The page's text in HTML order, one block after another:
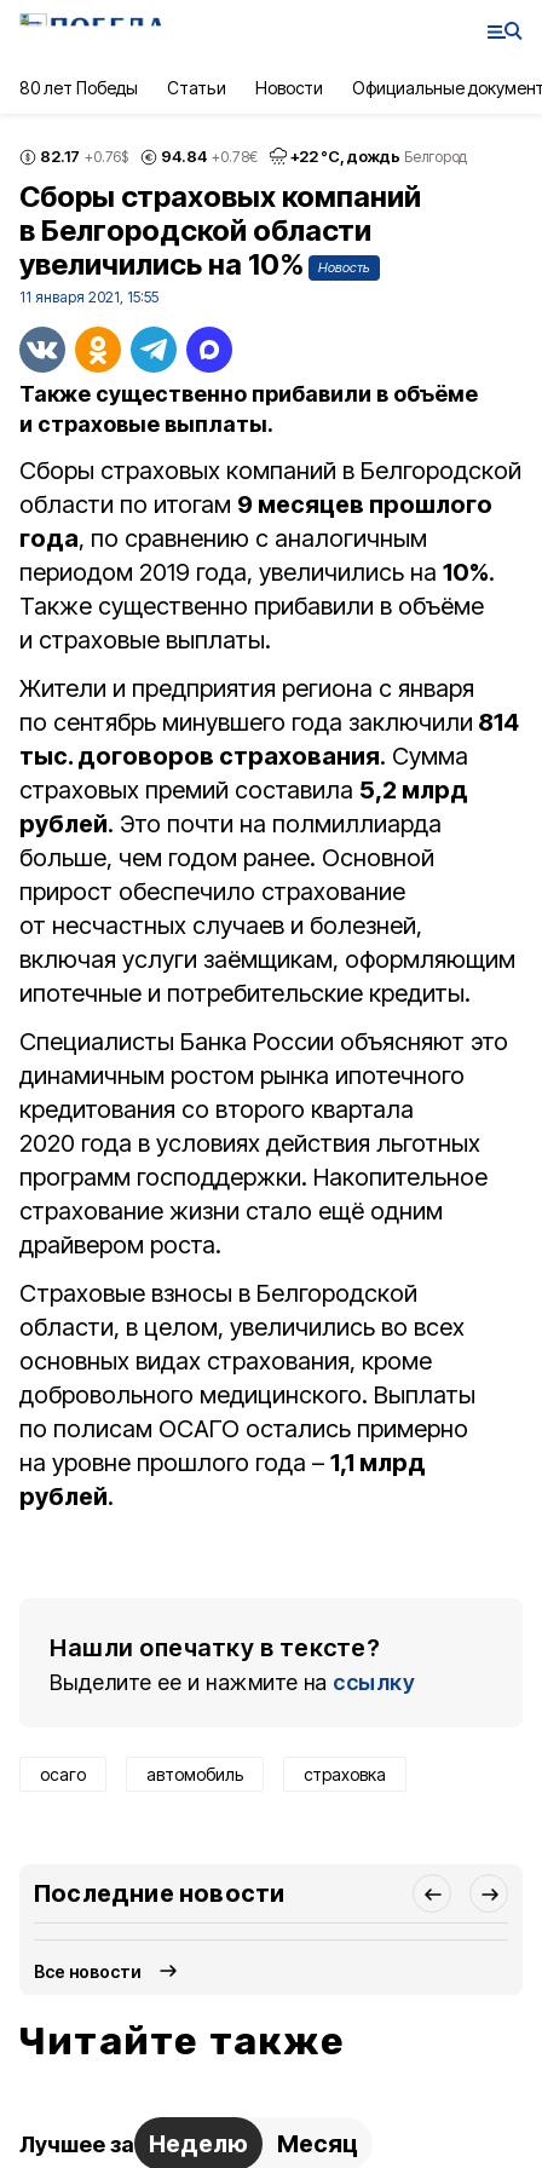
80 лет Победы Статьи Новости Официальные
82.17 +0.76$ 94.84 +0.78€ +22°С, дождь Белгород
Сборы страховых компаний
в Белгородской области
увеличились на 10%
Новость
11 января 2021, 15:55
Также существенно прибавили в объёме
и страховые выплаты.
Сборы страховых компаний в Белгородской
области по итогам 9 месяцев прошлого
года, по сравнению с аналогичным
периодом 2019 года, увеличились на 10%.
Также существенно прибавили в объёме
и страховые выплаты.
Жители и предприятия региона с января
по сентябрь минувшего года заключили 814
тыс. договоров страхования. Сумма
страховых премий составила 5,2 млрд
рублей. Это почти на полмиллиарда
больше, чем годом ранее. Основной
прирост обеспечило страхование
от несчастных случаев и болезней,
включая услуги заёмщикам, оформляющим
ипотечные и потребительские кредиты.
Специалисты Банка России объясняют это
динамичным ростом рынка ипотечного
кредитования со второго квартала
2020 года в условиях действия льготных
программ господдержки. Накопительное
страхование жизни стало ещё одним
драйвером роста.
Страховые взносы в Белгородской
области, в целом, увеличились во всех
основных видах страхования, кроме
добровольного медицинского. Выплаты
по полисам ОСАГО остались примерно
на уровне прошлого года – 1,1 млрд
рублей.
Нашли опечатку в тексте?
Выделите ее и нажмите на ссылку
осаго автомобиль страховка
Последние новости
Все новости
Читайте также
Лучшее за Неделю Месяц